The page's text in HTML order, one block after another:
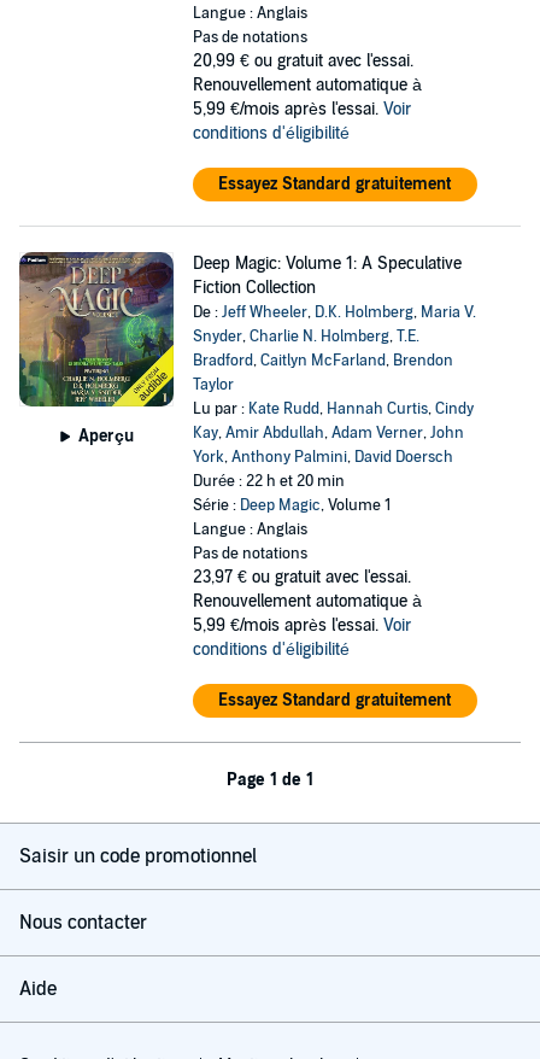
Langue : Anglais
Pas de notations
20,99 € ou gratuit avec l'essai.
Renouvellement automatique à
5,99 €/mois après l'essai. Voir
conditions d'éligibilité
Essayez Standard gratuitement
Aperçu
Deep Magic: Volume 1: A Speculative
Fiction Collection
De :Jeff Wheeler, D.K. Holmberg, Maria V.
Snyder,Charlie N. Holmberg,T.E.
Bradford,Caitlyn McFarland, Brendon
Taylor
Lu par : Kate Rudd, Hannah Curtis,Cindy
Kay,Amir Abdullah,Adam Verner,John
York,Anthony Palmini, David Doersch
Durée : 22 h et 20 min
Série : Deep Magic, Volume 1
Langue : Anglais
Pas de notations
23,97 € ou gratuit avec l'essai.
Renouvellement automatique à
5,99 €/mois après l'essai. Voir
conditions d'éligibilité
Essayez Standard gratuitement
Page 1 de 1
Saisir un code promotionnel
Nous contacter
Aide